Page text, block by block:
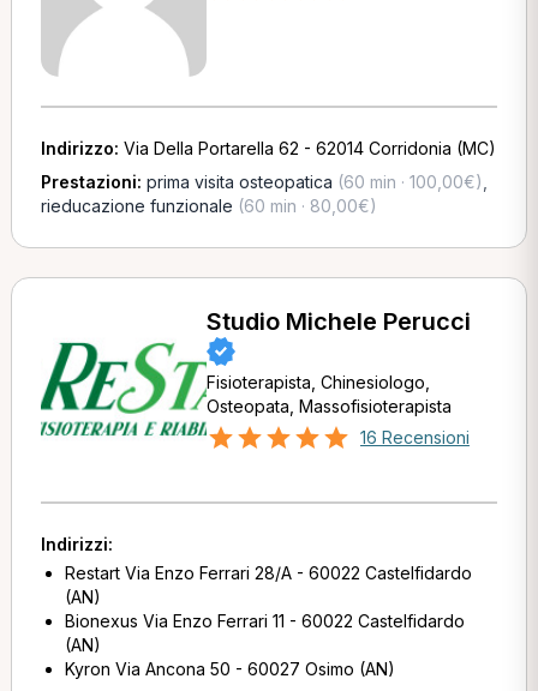
Indirizzo: Via Della Portarella 62 - 62014 Corridonia (MC)
Prestazioni: prima visita osteopatica (60 min · 100,00€)
rieducazione funzionale (60 min · 80,00€)
Studio Michele Perucci
Fisioterapista, Chinesiologo,
Osteopata, Massofisioterapista
16 Recensioni
Indirizzi:
Restart Via Enzo Ferrari 28/A - 60022 Castelfidardo
(AN)
Bionexus Via Enzo Ferrari 11 - 60022 Castelfidardo
(AN)
Kyron Via Ancona 50 - 60027 Osimo (AN)